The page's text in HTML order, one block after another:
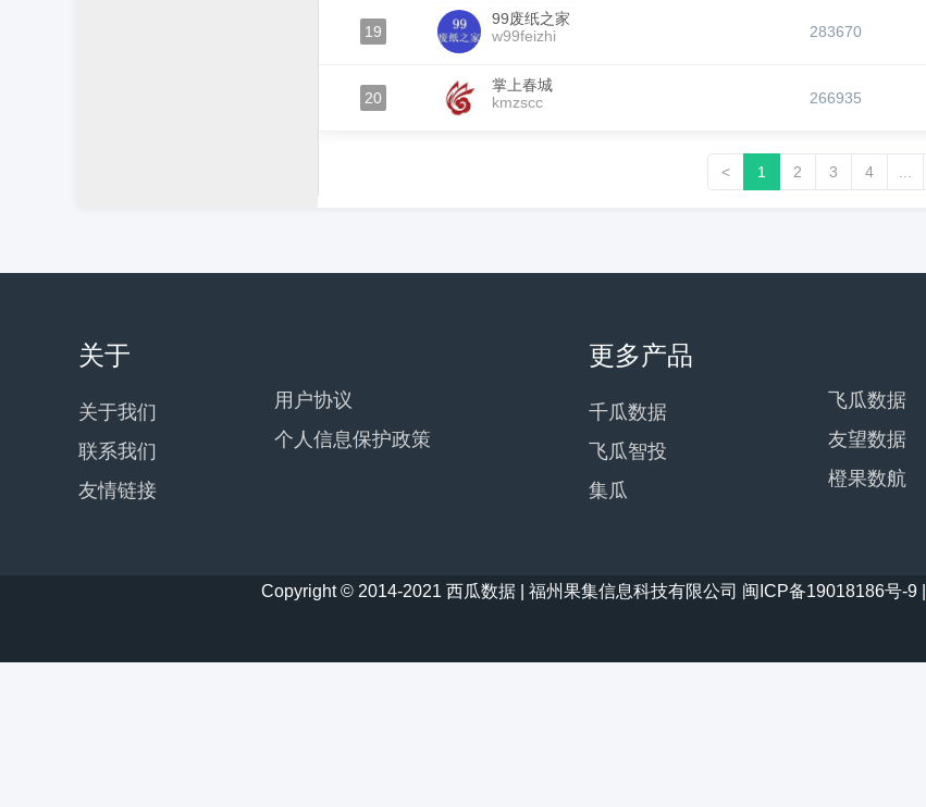
19
99废纸之家
w99feizhi
283670
20
掌上春城
kmzscc
266935
< 1 2 3 4
关于
关于我们
联系我们
友情链接
用户协议
个人信息保护政策
更多产品
千瓜数据
飞瓜智投
集瓜
飞瓜数据
友望数据
橙果数航
Copyright © 2014-2021 西瓜数据 | 福州果集信息科技有限公司 闽ICP备19018186号-9